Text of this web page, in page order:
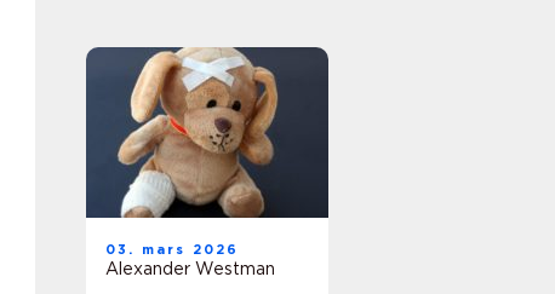
03. mars 2026
Alexander Westman